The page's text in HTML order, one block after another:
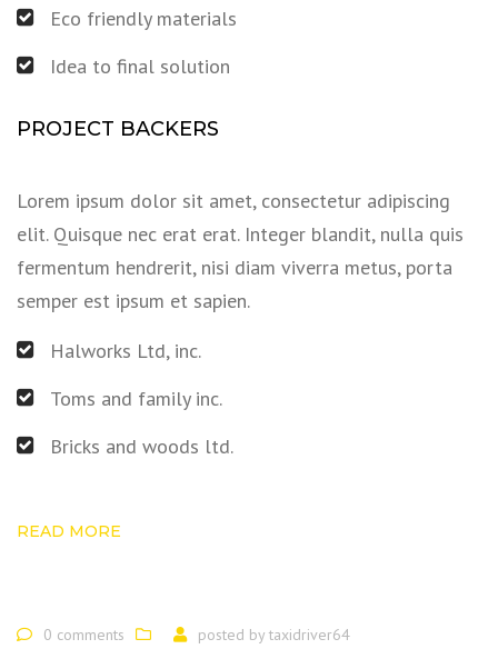
Eco friendly materials
Idea to final solution
PROJECT BACKERS
Lorem ipsum dolor sit amet, consectetur adipiscing
elit. Quisque nec erat erat. Integer blandit, nulla quis
fermentum hendrerit, nisi diam viverra metus, porta
semper est ipsum et sapien.
Halworks Ltd, inc.
Toms and family inc.
Bricks and woods ltd.
READ MORE
0 comments posted by taxidriver64